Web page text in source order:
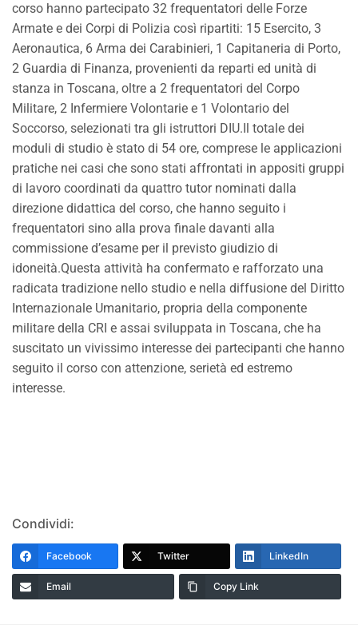
corso hanno partecipato 32 frequentatori delle Forze
Armate e dei Corpi di Polizia così ripartiti: 15 Esercito, 3
Aeronautica, 6 Arma dei Carabinieri, 1 Capitaneria di Porto,
2 Guardia di Finanza, provenienti da reparti ed unità di
stanza in Toscana, oltre a 2 frequentatori del Corpo
Militare, 2 Infermiere Volontarie e 1 Volontario del
Soccorso, selezionati tra gli istruttori DIU.Il totale dei
moduli di studio è stato di 54 ore, comprese le applicazioni
pratiche nei casi che sono stati affrontati in appositi gruppi
di lavoro coordinati da quattro tutor nominati dalla
direzione didattica del corso, che hanno seguito i
frequentatori sino alla prova finale davanti alla
commissione d’esame per il previsto giudizio di
idoneità.Questa attività ha confermato e rafforzato una
radicata tradizione nello studio e nella diffusione del Diritto
Internazionale Umanitario, propria della componente
militare della CRI e assai sviluppata in Toscana, che ha
suscitato un vivissimo interesse dei partecipanti che hanno
seguito il corso con attenzione, serietà ed estremo
interesse.
Condividi:
Facebook Twitter LinkedIn
Email Copy Link